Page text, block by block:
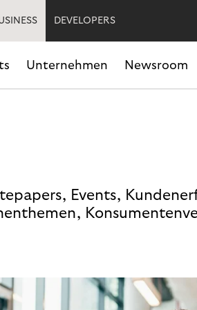
DEVELOPERS
Unternehmen Newsroom
Events,